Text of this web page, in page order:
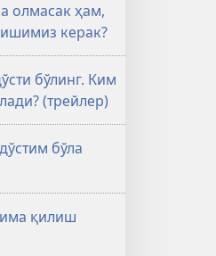
олмасак ҳам,
керак?
бўлинг. Ким
(трейлер)
бўла
қилиш